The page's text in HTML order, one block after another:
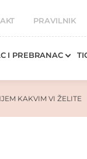
PRAVILNIK
I PREBRANAC
KAKVIM VI ŽELITE